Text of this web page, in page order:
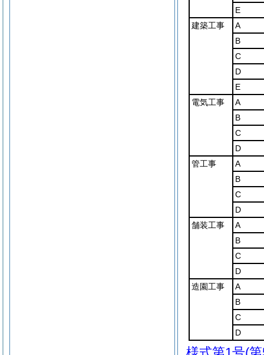
E
建築工事
A
B
C
D
E
電気工事
A
B
C
D
管工事
A
B
C
D
舗装工事
A
B
C
D
造園工事
A
B
C
D